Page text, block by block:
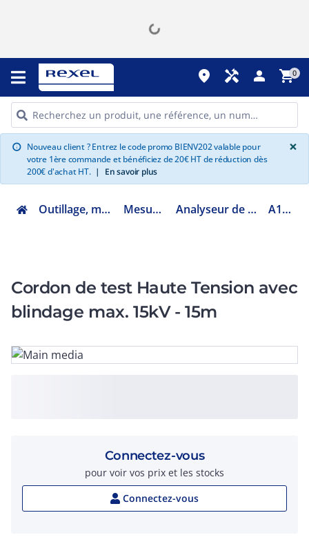
place handyman person shopping_cart0
info Nouveau client ? Entrez le code promo BIENV202 valable pour
votre 1ère commande et bénéficiez de 20€ HT de réduction dès
200€ d'achat HT. | En savoir plus
×
Outillage, mesure et fixation Mesure portable Analyseur de réseau électrique A179415M
Cordon de test Haute Tension avec
blindage max. 15kV - 15m
Connectez-vous
pour voir vos prix et les stocks
Connectez-vous